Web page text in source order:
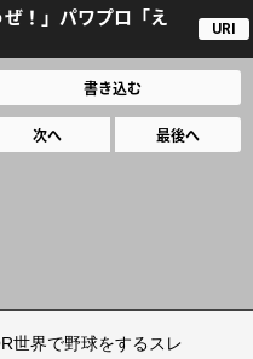
ぜ！」パワプロ「え
URI
書き込む
次へ 最後へ
世界で野球をするスレ